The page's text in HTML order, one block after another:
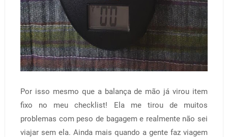
Por isso mesmo que a balança de mão já virou item
fixo no meu checklist! Ela me tirou de muitos
problemas com peso de bagagem e realmente não sei
viajar sem ela. Ainda mais quando a gente faz viagem